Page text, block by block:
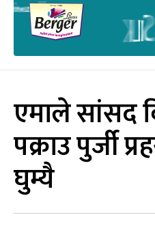
एमाले सांसद
पक्राउ पुर्जी
घुम्यै